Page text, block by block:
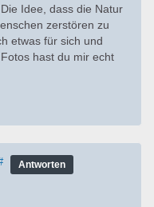
Idee, dass die Natur
zerstören zu
etwas für sich und
hast du mir echt
Antworten